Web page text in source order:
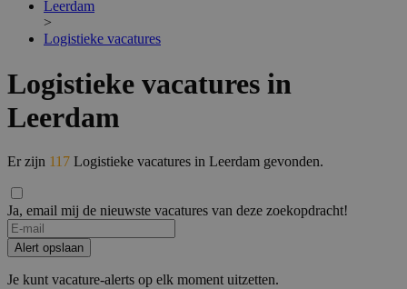
Leerdam
>
Logistieke vacatures
Logistieke vacatures in
Leerdam
Er zijn 117 Logistieke vacatures in Leerdam gevonden.
Ja, email mij de nieuwste vacatures van deze zoekopdracht!
If
you
are
a
Alert opslaan
Je kunt vacature-alerts op elk moment uitzetten.